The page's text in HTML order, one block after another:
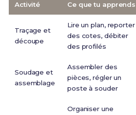
Activité Ce que tu apprends
Traçage et
découpe
Lire un plan, reporter
des cotes, débiter
des profilés
Soudage et
assemblage
Assembler des
pièces, régler un
poste à souder
Organiser une